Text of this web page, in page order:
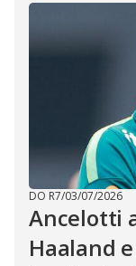
DO R7/03/07/2026
Ancelotti
Haaland